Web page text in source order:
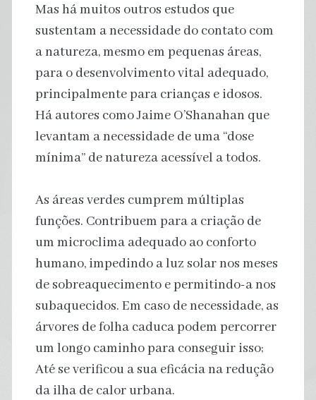
Mas há muitos outros estudos que
sustentam a necessidade do contato com
a natureza, mesmo em pequenas áreas,
para o desenvolvimento vital adequado,
principalmente para crianças e idosos.
Há autores como Jaime O’Shanahan que
levantam a necessidade de uma “dose
mínima” de natureza acessível a todos.
As áreas verdes cumprem múltiplas
funções. Contribuem para a criação de
um microclima adequado ao conforto
humano, impedindo a luz solar nos meses
de sobreaquecimento e permitindo-a nos
subaquecidos. Em caso de necessidade, as
árvores de folha caduca podem percorrer
um longo caminho para conseguir isso;
Até se verificou a sua eficácia na redução
da ilha de calor urbana.